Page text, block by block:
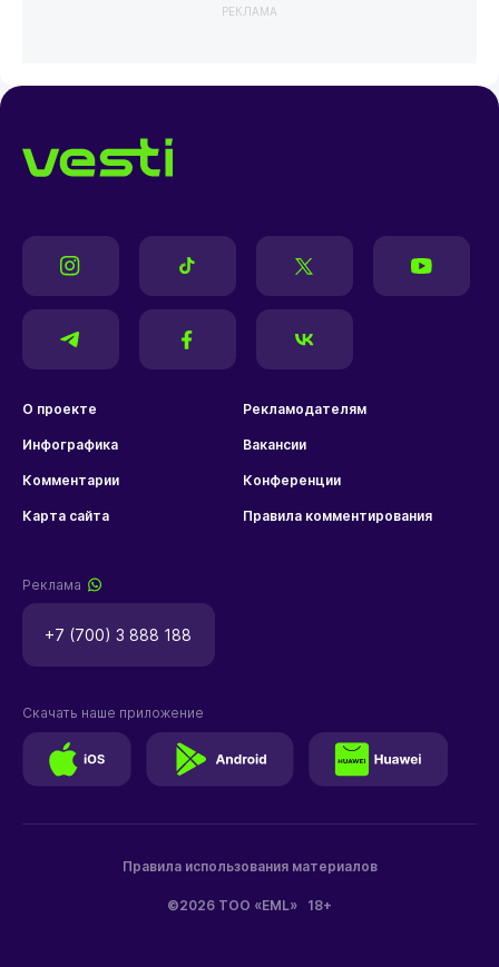
РЕКЛАМА
О проекте Рекламодателям
Инфографика Вакансии
Комментарии Конференции
Карта сайта Правила комментирования
Реклама
+7 (700) 3 888 188
©2026 ТОО «EML» 18+
Правила использования материалов
Скачать наше приложение